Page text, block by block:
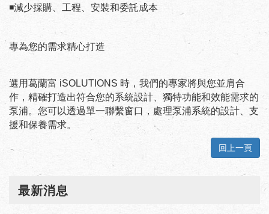
◾減少採購、工程、安裝和委託成本
專為您的需求精心打造
選用葛蘭富 iSOLUTIONS 時，我們的專家將與您並肩合
作，精確打造出符合您的系統設計、獨特功能和效能需求的
泵浦。您可以透過單一聯繫窗口，處理泵浦系統的設計、支
援和保養需求。
回上一頁
最新消息